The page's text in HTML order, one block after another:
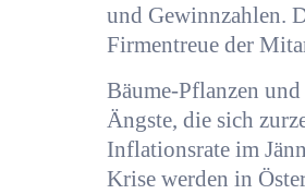
und Gewinnzahlen.
Firmentreue der
Bäume-Pflanzen
Ängste, die sich
Inflationsrate im
Krise werden in